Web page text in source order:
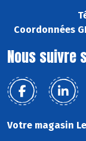
Coordonnées
Nous suivre
Votre magasin